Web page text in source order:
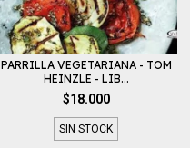
PARRILLA VEGETARIANA - TOM
HEINZLE - LIB...
$18.000
SIN STOCK